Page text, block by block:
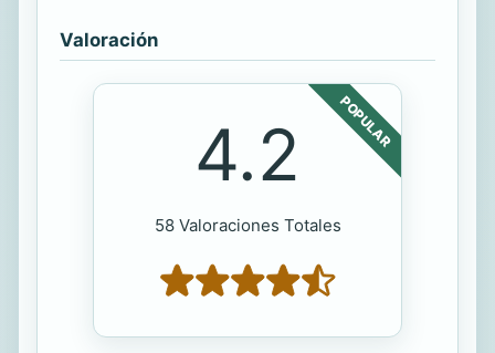
Valoración
POPULAR
4.2
58 Valoraciones Totales